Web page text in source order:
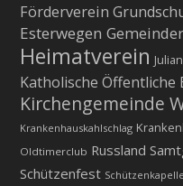
Förderverein
Esterwegen
Heimatverein
Katholische Öffentliche
Kirchengemeinde
Krankenhauskahlschlag
Oldtimerclub Russland
Schützenfest Schützenkapelle